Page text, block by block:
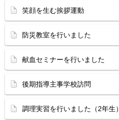
笑顔を生む挨拶運動
防災教室を行いました
献血セミナーを行いました
後期指導主事学校訪問
調理実習を行いました（2年生）